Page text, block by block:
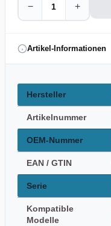
− +
Artikel-Informationen
Hersteller
Artikelnummer
OEM-Nummer
EAN / GTIN
Serie
Kompatible
Modelle